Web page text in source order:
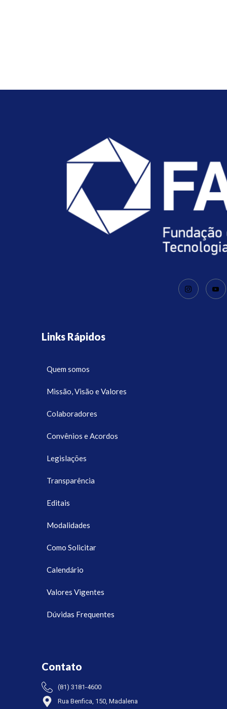
Links Rápidos
Quem somos
Missão, Visão e Valores
Colaboradores
Convênios e Acordos
Legislações
Transparência
Editais
Modalidades
Como Solicitar
Calendário
Valores Vigentes
Dúvidas Frequentes
Contato
(81) 3181-4600
Rua Benfica, 150, Madalena